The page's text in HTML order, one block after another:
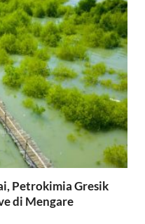
Petrokimia Gresik
di Mengare